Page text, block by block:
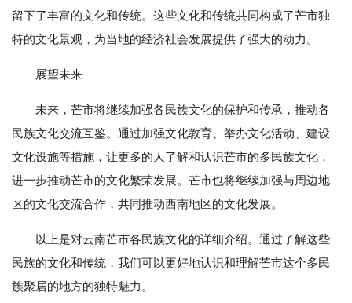
留下了丰富的文化和传统。这些文化和传统共同构成了芒市独
特的文化景观，为当地的经济社会发展提供了强大的动力。
展望未来
未来，芒市将继续加强各民族文化的保护和传承，推动各
民族文化交流互鉴。通过加强文化教育、举办文化活动、建设
文化设施等措施，让更多的人了解和认识芒市的多民族文化，
进一步推动芒市的文化繁荣发展。芒市也将继续加强与周边地
区的文化交流合作，共同推动西南地区的文化发展。
以上是对云南芒市各民族文化的详细介绍。通过了解这些
民族的文化和传统，我们可以更好地认识和理解芒市这个多民
族聚居的地方的独特魅力。